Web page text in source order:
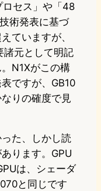
セス」や「48
術発表に基づ
ていますが、
諸元として明記
N1Xがこの構
ですが、GB10
りの確度で見
た、しかし読
ります。GPU
は、シェーダ
と同じです